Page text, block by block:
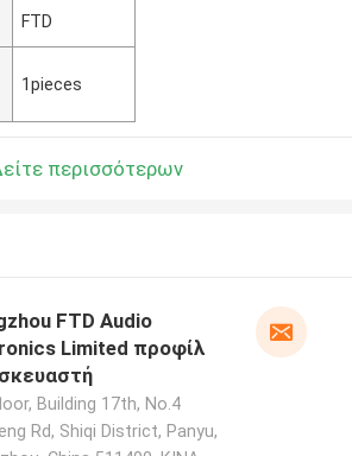
FTD
1pieces
περισσότερων
FTD Audio
Limited προφίλ
Building 17th, No.4
Rd, Shiqi District, Panyu,